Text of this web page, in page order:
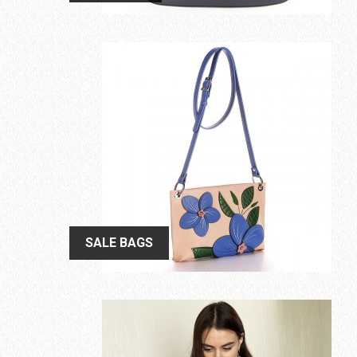
SALE BAGS
SALE BAGS